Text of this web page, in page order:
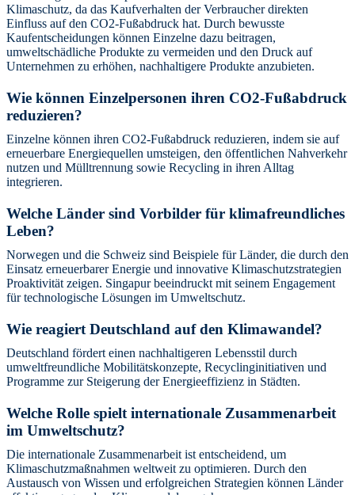
Klimaschutz, da das Kaufverhalten der Verbraucher direkten
Einfluss auf den CO2-Fußabdruck hat. Durch bewusste
Kaufentscheidungen können Einzelne dazu beitragen,
umweltschädliche Produkte zu vermeiden und den Druck auf
Unternehmen zu erhöhen, nachhaltigere Produkte anzubieten.
Wie können Einzelpersonen ihren CO2-Fußabdruck
reduzieren?
Einzelne können ihren CO2-Fußabdruck reduzieren, indem sie auf
erneuerbare Energiequellen umsteigen, den öffentlichen Nahverkehr
nutzen und Mülltrennung sowie Recycling in ihren Alltag
integrieren.
Welche Länder sind Vorbilder für klimafreundliches
Leben?
Norwegen und die Schweiz sind Beispiele für Länder, die durch den
Einsatz erneuerbarer Energie und innovative Klimaschutzstrategien
Proaktivität zeigen. Singapur beeindruckt mit seinem Engagement
für technologische Lösungen im Umweltschutz.
Wie reagiert Deutschland auf den Klimawandel?
Deutschland fördert einen nachhaltigeren Lebensstil durch
umweltfreundliche Mobilitätskonzepte, Recyclinginitiativen und
Programme zur Steigerung der Energieeffizienz in Städten.
Welche Rolle spielt internationale Zusammenarbeit
im Umweltschutz?
Die internationale Zusammenarbeit ist entscheidend, um
Klimaschutzmaßnahmen weltweit zu optimieren. Durch den
Austausch von Wissen und erfolgreichen Strategien können Länder